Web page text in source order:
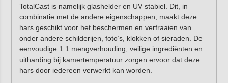
TotalCast is namelijk glashelder en UV stabiel. Dit, in
combinatie met de andere eigenschappen, maakt deze
hars geschikt voor het beschermen en verfraaien van
onder andere schilderijen, foto’s, klokken of sieraden. De
eenvoudige 1:1 mengverhouding, veilige ingrediënten en
uitharding bij kamertemperatuur zorgen ervoor dat deze
hars door iedereen verwerkt kan worden.